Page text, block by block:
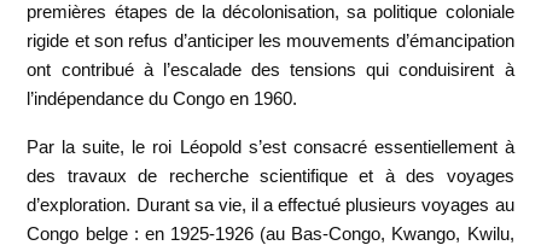
premières étapes de la décolonisation, sa politique coloniale
rigide et son refus d’anticiper les mouvements d’émancipation
ont contribué à l’escalade des tensions qui conduisirent à
l’indépendance du Congo en 1960.
Par la suite, le roi Léopold s’est consacré essentiellement à
des travaux de recherche scientifique et à des voyages
d’exploration. Durant sa vie, il a effectué plusieurs voyages au
Congo belge : en 1925-1926 (au Bas-Congo, Kwango, Kwilu,